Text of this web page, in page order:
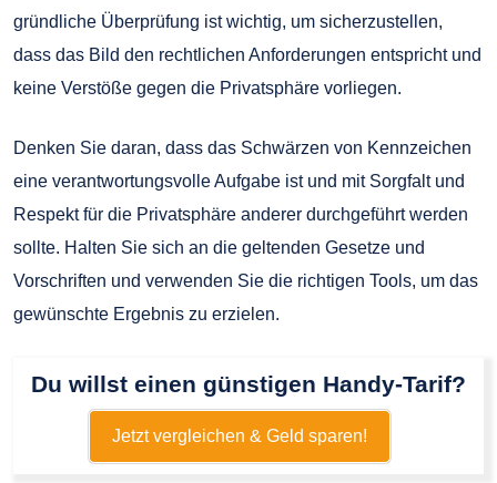
gründliche Überprüfung ist wichtig, um sicherzustellen,
dass das Bild den rechtlichen Anforderungen entspricht und
keine Verstöße gegen die Privatsphäre vorliegen.
Denken Sie daran, dass das Schwärzen von Kennzeichen
eine verantwortungsvolle Aufgabe ist und mit Sorgfalt und
Respekt für die Privatsphäre anderer durchgeführt werden
sollte. Halten Sie sich an die geltenden Gesetze und
Vorschriften und verwenden Sie die richtigen Tools, um das
gewünschte Ergebnis zu erzielen.
Du willst einen günstigen Handy-Tarif?
Jetzt vergleichen & Geld sparen!